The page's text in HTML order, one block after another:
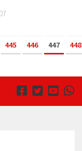
445 446 447
448